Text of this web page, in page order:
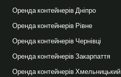
Оренда контейнерів Дніпро
Оренда контейнерів Рівне
Оренда контейнерів Чернівці
Оренда контейнерів Закарпаття
Оренда контейнерів Хмельницький